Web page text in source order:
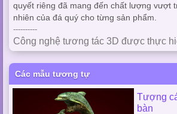
quyết riêng đã mang đến chất lượng vượt
nhiên của đá quý cho từng sản phẩm.
----------
Công nghệ tương tác 3D được thực
Các mẫu tương tự
Tượng
bàn